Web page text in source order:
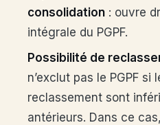
consolidation : ouvre
intégrale du PGPF.
Possibilité de
n’exclut pas le PGPF si
reclassement sont
antérieurs. Dans ce